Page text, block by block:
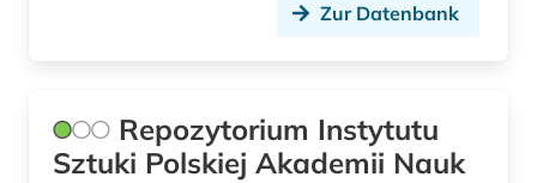
Zur Datenbank
Repozytorium Instytutu
Sztuki Polskiej Akademii Nauk